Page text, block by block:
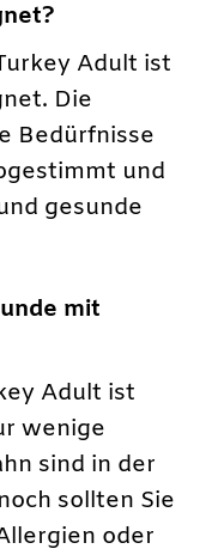
Adult ist
Die
Bedürfnisse
und
gesunde
mit
Adult ist
wenige
sind in der
sollten Sie
oder